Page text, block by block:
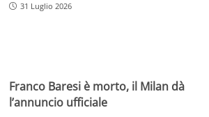
31 Luglio 2026
Franco Baresi è morto, il Milan dà
l’annuncio ufficiale